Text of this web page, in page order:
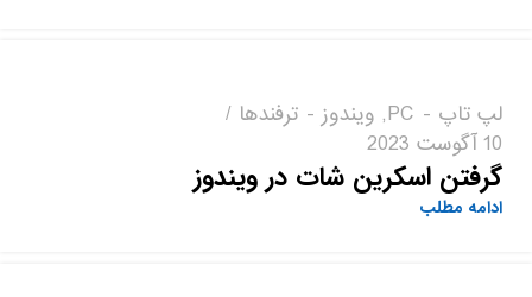
لپ تاپ - PC , ویندوز - ترفندها
10 آگوست 2023
گرفتن اسکرین شات در ویندوز
ادامه مطلب